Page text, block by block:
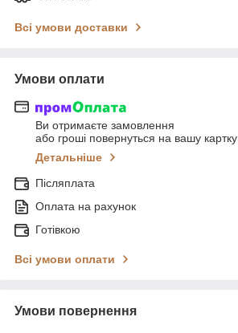
Всі умови доставки
Умови оплати
Ви отримаєте замовлення
або гроші повернуться на вашу картку
Детальніше
Післяплата
Оплата на рахунок
Готівкою
Всі умови оплати
Умови повернення